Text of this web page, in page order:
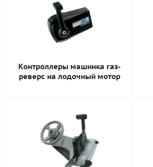
Контроллеры машинка газ-
реверс на лодочный мотор